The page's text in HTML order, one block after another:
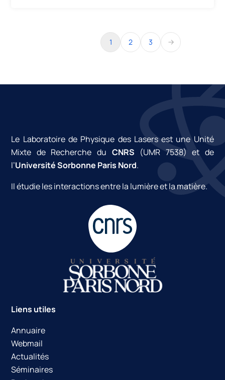
1 2 3
Le Laboratoire de Physique des Lasers est une Unité
Mixte de Recherche du CNRS (UMR 7538) et de
l’Université Sorbonne Paris Nord.
Il étudie les interactions entre la lumière et la matière.
Liens utiles
Annuaire
Webmail
Actualités
Séminaires